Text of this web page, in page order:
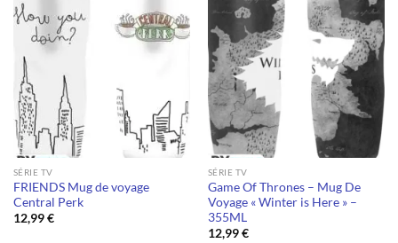
SÉRIE TV
FRIENDS Mug de voyage
Central Perk
12,99€
SÉRIE TV
Game Of Thrones – Mug De
Voyage « Winter is Here » –
355ML
12,99€